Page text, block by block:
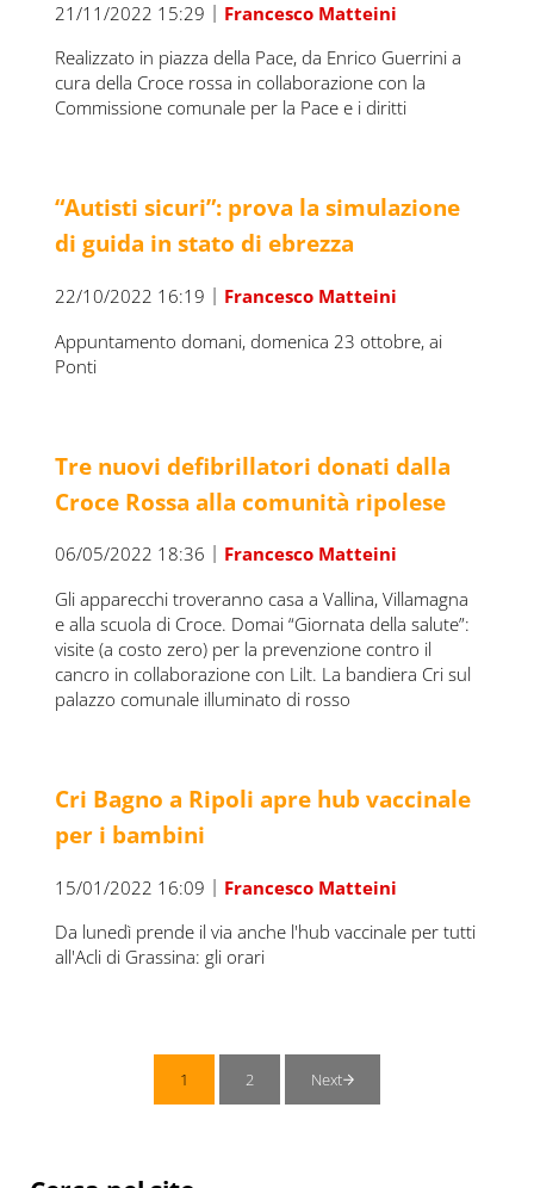
21/11/2022 15:29 | Francesco Matteini
Realizzato in piazza della Pace, da Enrico Guerrini a
cura della Croce rossa in collaborazione con la
Commissione comunale per la Pace e i diritti
“Autisti sicuri”: prova la simulazione
di guida in stato di ebrezza
22/10/2022 16:19 | Francesco Matteini
Appuntamento domani, domenica 23 ottobre, ai
Ponti
Tre nuovi defibrillatori donati dalla
Croce Rossa alla comunità ripolese
06/05/2022 18:36 | Francesco Matteini
Gli apparecchi troveranno casa a Vallina, Villamagna
e alla scuola di Croce. Domai “Giornata della salute”:
visite (a costo zero) per la prevenzione contro il
cancro in collaborazione con Lilt. La bandiera Cri sul
palazzo comunale illuminato di rosso
Cri Bagno a Ripoli apre hub vaccinale
per i bambini
15/01/2022 16:09 | Francesco Matteini
Da lunedì prende il via anche l'hub vaccinale per tutti
all'Acli di Grassina: gli orari
Pagina
1 Pagina
2 Next